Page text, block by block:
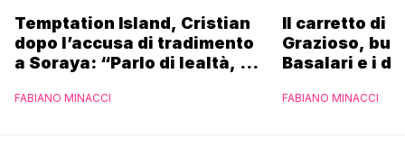
Temptation Island, Cristian
dopo l’accusa di tradimento
a Soraya: “Parlo di lealtà, ma
FABIANO MINACCI
Il carretto di
Grazioso,
Basalari e i
Ferrero”
FABIANO MINACCI